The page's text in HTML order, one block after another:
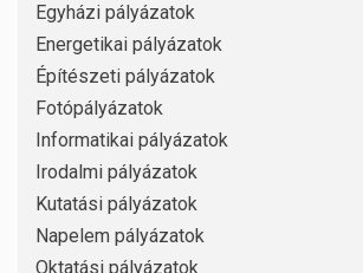
Egyházi pályázatok
Energetikai pályázatok
Építészeti pályázatok
Fotópályázatok
Informatikai pályázatok
Irodalmi pályázatok
Kutatási pályázatok
Napelem pályázatok
Oktatási pályázatok